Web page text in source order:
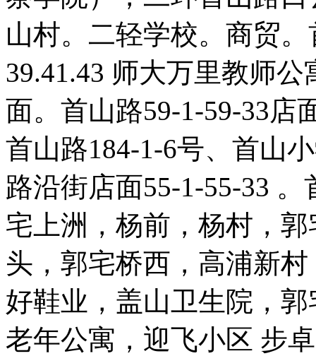
山村。二轻学校。商贸
39.41.43 师大万里教师
面。首山路59-1-59-33店
首山路184-1-6号、首山
路沿街店面55-1-55-33
宅上洲，杨前，杨村，
头，郭宅桥西，高浦新
好鞋业，盖山卫生院，
老年公寓，迎飞小区 步